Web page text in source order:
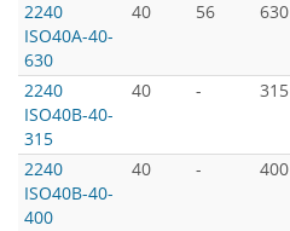
2240
ISO40A-40-
630
40 56 630
2240
ISO40B-40-
315
40 - 315
2240
ISO40B-40-
400
40 - 400